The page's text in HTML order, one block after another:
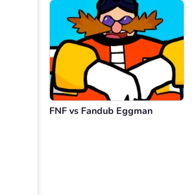
FNF vs Fandub Eggman